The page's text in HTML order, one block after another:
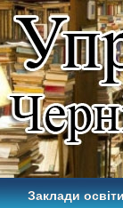
Заклади